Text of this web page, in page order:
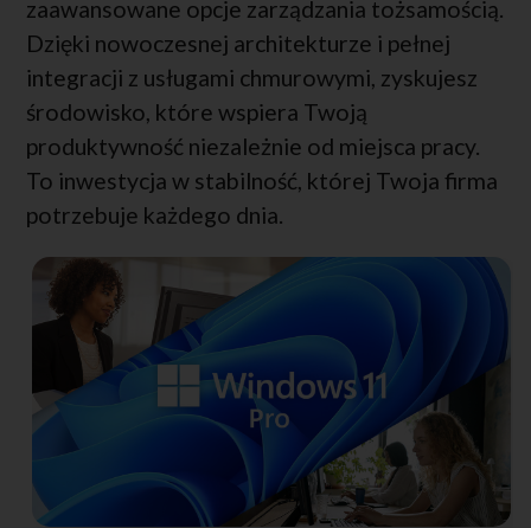
zaawansowane opcje zarządzania tożsamością.
Dzięki nowoczesnej architekturze i pełnej
integracji z usługami chmurowymi, zyskujesz
środowisko, które wspiera Twoją
produktywność niezależnie od miejsca pracy.
To inwestycja w stabilność, której Twoja firma
potrzebuje każdego dnia.